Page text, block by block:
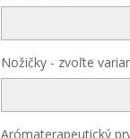
Nožičky - zvoľte
Arómaterapeutický